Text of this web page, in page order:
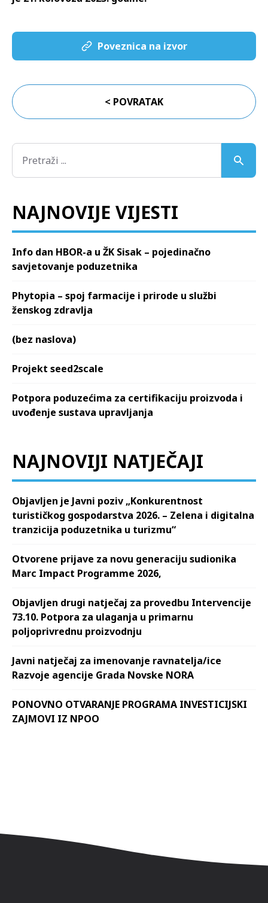
Poveznica na izvor
< POVRATAK
NAJNOVIJE VIJESTI
Info dan HBOR-a u ŽK Sisak – pojedinačno
savjetovanje poduzetnika
Phytopia – spoj farmacije i prirode u službi
ženskog zdravlja
(bez naslova)
Projekt seed2scale
Potpora poduzećima za certifikaciju proizvoda i
uvođenje sustava upravljanja
NAJNOVIJI NATJEČAJI
Objavljen je Javni poziv „Konkurentnost
turističkog gospodarstva 2026. – Zelena i digitalna
tranzicija poduzetnika u turizmu“
Otvorene prijave za novu generaciju sudionika
Marc Impact Programme 2026,
Objavljen drugi natječaj za provedbu Intervencije
73.10. Potpora za ulaganja u primarnu
poljoprivrednu proizvodnju
Javni natječaj za imenovanje ravnatelja/ice
Razvoje agencije Grada Novske NORA
PONOVNO OTVARANJE PROGRAMA INVESTICIJSKI
ZAJMOVI IZ NPOO